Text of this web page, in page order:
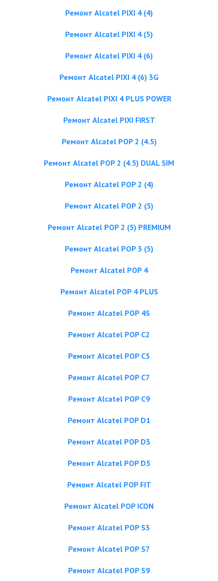
Ремонт Alcatel PIXI 4 (4)
Ремонт Alcatel PIXI 4 (5)
Ремонт Alcatel PIXI 4 (6)
Ремонт Alcatel PIXI 4 (6) 3G
Ремонт Alcatel PIXI 4 PLUS POWER
Ремонт Alcatel PIXI FIRST
Ремонт Alcatel POP 2 (4.5)
Ремонт Alcatel POP 2 (4.5) DUAL SIM
Ремонт Alcatel POP 2 (4)
Ремонт Alcatel POP 2 (5)
Ремонт Alcatel POP 2 (5) PREMIUM
Ремонт Alcatel POP 3 (5)
Ремонт Alcatel POP 4
Ремонт Alcatel POP 4 PLUS
Ремонт Alcatel POP 4S
Ремонт Alcatel POP C2
Ремонт Alcatel POP C5
Ремонт Alcatel POP C7
Ремонт Alcatel POP C9
Ремонт Alcatel POP D1
Ремонт Alcatel POP D3
Ремонт Alcatel POP D5
Ремонт Alcatel POP FIT
Ремонт Alcatel POP ICON
Ремонт Alcatel POP S3
Ремонт Alcatel POP S7
Ремонт Alcatel POP S9